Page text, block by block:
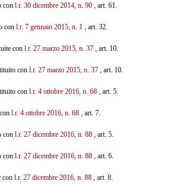
con l.r. 30 dicembre 2014, n. 90, art. 61.
con l.r. 7 gennaio 2015, n. 1, art. 32.
con l.r. 27 marzo 2015, n. 37, art. 10.
con l.r. 27 marzo 2015, n. 37, art. 10.
con l.r. 4 ottobre 2016, n. 68, art. 5.
l.r. 4 ottobre 2016, n. 68, art. 7.
con l.r. 27 dicembre 2016, n. 88, art. 5.
con l.r. 27 dicembre 2016, n. 88, art. 6.
con l.r. 27 dicembre 2016, n. 88, art. 8.